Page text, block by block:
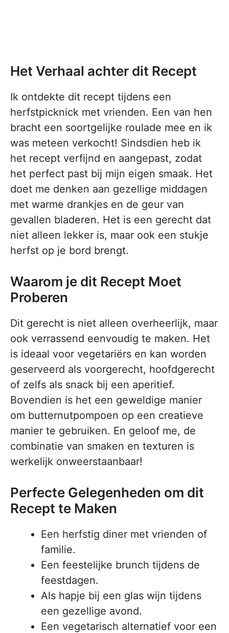
Het Verhaal achter dit Recept
Ik ontdekte dit recept tijdens een
herfstpicknick met vrienden. Een van hen
bracht een soortgelijke roulade mee en ik
was meteen verkocht! Sindsdien heb ik
het recept verfijnd en aangepast, zodat
het perfect past bij mijn eigen smaak. Het
doet me denken aan gezellige middagen
met warme drankjes en de geur van
gevallen bladeren. Het is een gerecht dat
niet alleen lekker is, maar ook een stukje
herfst op je bord brengt.
Waarom je dit Recept Moet
Proberen
Dit gerecht is niet alleen overheerlijk, maar
ook verrassend eenvoudig te maken. Het
is ideaal voor vegetariërs en kan worden
geserveerd als voorgerecht, hoofdgerecht
of zelfs als snack bij een aperitief.
Bovendien is het een geweldige manier
om butternutpompoen op een creatieve
manier te gebruiken. En geloof me, de
combinatie van smaken en texturen is
werkelijk onweerstaanbaar!
Perfecte Gelegenheden om dit
Recept te Maken
Een herfstig diner met vrienden of
familie.
Een feestelijke brunch tijdens de
feestdagen.
Als hapje bij een glas wijn tijdens
een gezellige avond.
Een vegetarisch alternatief voor een